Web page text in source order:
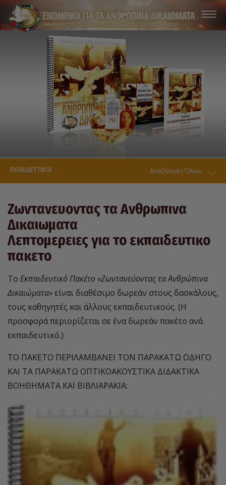
ΕΚΠΑΙΔΕΥΤΙΚΟΙ Αναζήτηση Όλων
Ζωντανευοντας τα Ανθρωπινα
Δικαιωματα
Λεπτομερειες για το εκπαιδευτικο
πακετο
Το Εκπαιδευτικό Πακέτο «Ζωντανεύοντας τα Ανθρώπινα
Δικαιώματα» είναι διαθέσιμο δωρεάν στους δασκάλους,
τους καθηγητές και άλλους εκπαιδευτικούς. (Η
προσφορά περιορίζεται σε ένα δωρεάν πακέτο ανά
εκπαιδευτικό.)
ΤΟ ΠΑΚΕΤΟ ΠΕΡΙΛΑΜΒΑΝΕΙ ΤΟΝ ΠΑΡΑΚΑΤΩ ΟΔΗΓΟ
ΚΑΙ ΤΑ ΠΑΡΑΚΑΤΩ ΟΠΤΙΚΟΑΚΟΥΣΤΙΚΑ ΔΙΔΑΚΤΙΚΑ
ΒΟΗΘΗΜΑΤΑ ΚΑΙ ΒΙΒΛΙΑΡΑΚΙΑ: